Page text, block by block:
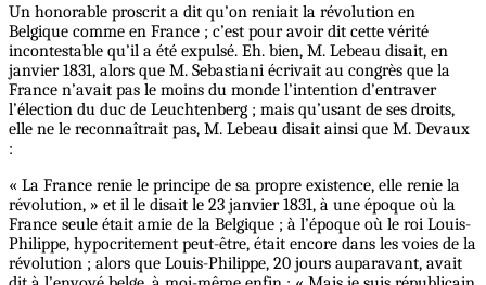
Un honorable proscrit a dit qu’on reniait la révolution en
Belgique comme en France ; c’est pour avoir dit cette vérité
incontestable qu’il a été expulsé. Eh. bien, M. Lebeau disait, en
janvier 1831, alors que M. Sebastiani écrivait au congrès que la
France n’avait pas le moins du monde l’intention d’entraver
l’élection du duc de Leuchtenberg ; mais qu’usant de ses droits,
elle ne le reconnaîtrait pas, M. Lebeau disait ainsi que M. Devaux
:
« La France renie le principe de sa propre existence, elle renie la
révolution, » et il le disait le 23 janvier 1831, à une époque où la
France seule était amie de la Belgique ; à l’époque où le roi Louis-
Philippe, hypocritement peut-être, était encore dans les voies de la
révolution ; alors que Louis-Philippe, 20 jours auparavant, avait